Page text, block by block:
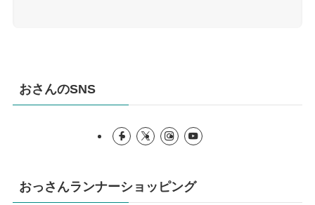
おさんのSNS
おっさんランナーショッピング